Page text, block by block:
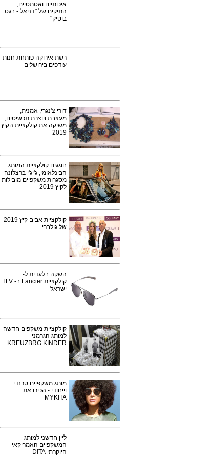
איכותיים ואסתטיים,
התיקים של "דניאל - בגס
בוטיק"
רשת אירוקה פותחת חנות
עודפים בירושלים
דורי צ'נגרי, אמנית,
מעצבת ויוצרת תכשיטים,
משיקה את קולקציית הקיץ
2019
חוגגים קולקציית המותג
הבינלאומי, ג'יג'י ברצלונה -
מסגרות משקפיים מובילות
לקיץ 2019
קולקציית אביב-קיץ 2019
של גולברי
השקה בלעדית ל-
קולקציית Lancier ב- TLV
ישראל
קולקציית משקפים חדשה
למותג הגרמני
KREUZBRG KINDER
מותג משקפיים טרנדי
וייחודי - הכירו את
MYKITA
ליין חדשני למותג
המשקפיים האמריקאי
היוקרתי DITA